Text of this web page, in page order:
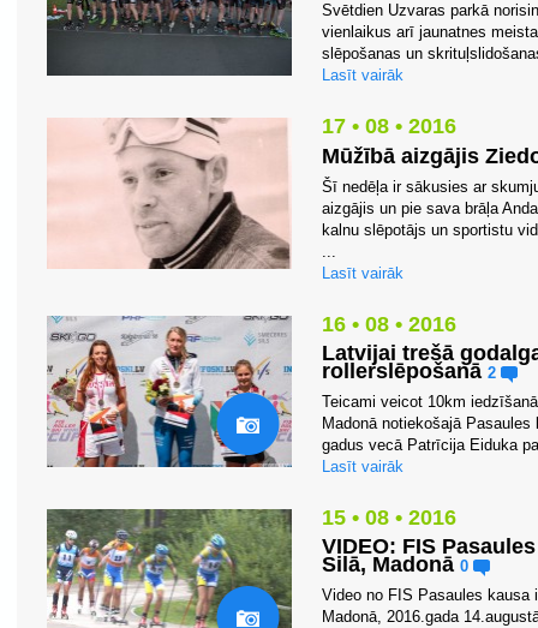
Svētdien Uzvaras parkā
vienlaikus arī jaunatnes
slēpošanas un
Lasīt vairāk
17 • 08 • 2016
Mūžībā aizgājis
Šī nedēļa ir sākusies ar
aizgājis un pie sava brāļa
kalnu slēpotājs un sportistu
...
Lasīt vairāk
16 • 08 • 2016
Latvijai trešā
rollerslēpošanā 2
Teicami veicot 10km
Madonā notiekošajā
gadus vecā Patrīcija Eiduka
Lasīt vairāk
15 • 08 • 2016
VIDEO: FIS
Silā, Madonā 0
Video no FIS Pasaules
Madonā, 2016.gada